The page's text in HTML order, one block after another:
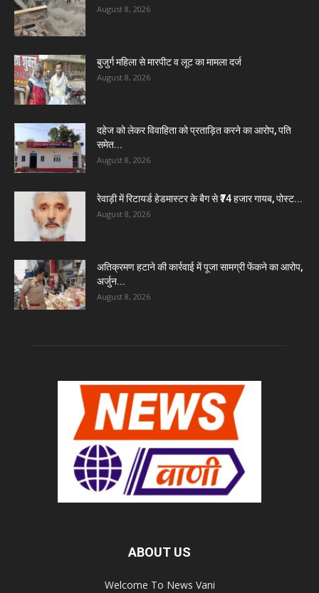
August 8, 2026
बुजुर्ग महिला से मारपीट व लूट का मामला दर्ज
August 8, 2026
दहेज को लेकर विवाहिता को प्रताड़ित करने का आरोप, पति
समेत...
August 8, 2026
रेवाड़ी में रिटायर्ड हेडमास्टर के बैग से ₹74 हजार गायब, पोस्ट...
August 8, 2026
अतिक्रमण हटाने की कार्रवाई में पूजा सामग्री फेंकने का आरोप,
अर्जुन...
August 8, 2026
ABOUT US
Welcome To News Vani